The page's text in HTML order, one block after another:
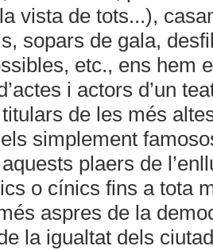
vista de tots...),
sopars de gala,
etc., ens hem
i actors d’un
de les més
simplement
plaers de
o cínics fins a tota
aspres de la
la igualtat dels